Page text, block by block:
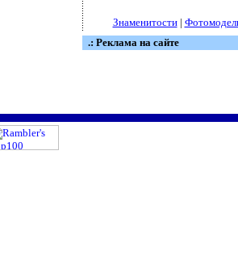
Знаменитости|
.: Реклама на сайте